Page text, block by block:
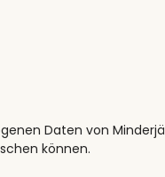
Daten von
können.